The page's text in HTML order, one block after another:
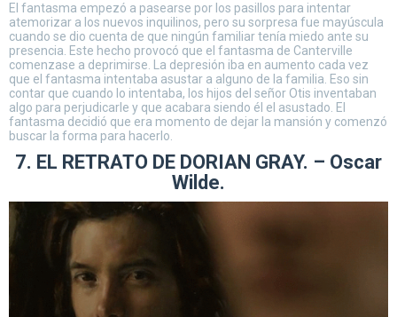
El fantasma empezó a pasearse por los pasillos para intentar
atemorizar a los nuevos inquilinos, pero su sorpresa fue mayúscula
cuando se dio cuenta de que ningún familiar tenía miedo ante su
presencia. Este hecho provocó que el fantasma de Canterville
comenzase a deprimirse. La depresión iba en aumento cada vez
que el fantasma intentaba asustar a alguno de la familia. Eso sin
contar que cuando lo intentaba, los hijos del señor Otis inventaban
algo para perjudicarle y que acabara siendo él el asustado. El
fantasma decidió que era momento de dejar la mansión y comenzó
buscar la forma para hacerlo.
7. EL RETRATO DE DORIAN GRAY. – Oscar
Wilde.